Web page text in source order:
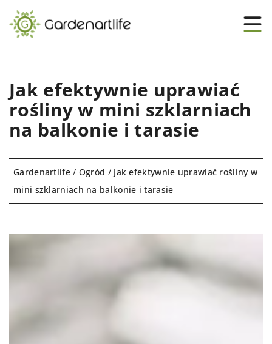
Jak efektywnie uprawiać
rośliny w mini szklarniach
na balkonie i tarasie
Gardenartlife/ Ogród / Jak efektywnie uprawiać rośliny w
mini szklarniach na balkonie i tarasie